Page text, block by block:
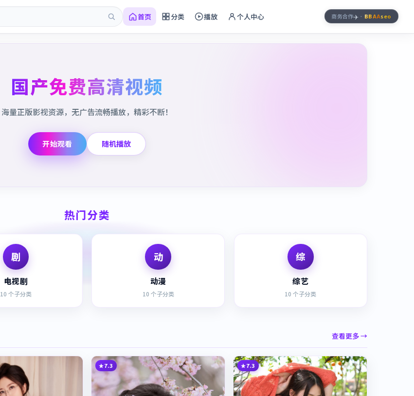
首页 分类 播放 个人中心 商务合作✈️ · BBAAseo
国产免费高清视频
海量正版影视资源，无广告流畅播放，精彩不断！
开始观看 随机播放
热门分类
剧
电视剧
10 个子分类
动
动漫
10 个子分类
综
综艺
10 个子分类
查看更多 →
7.3 7.3